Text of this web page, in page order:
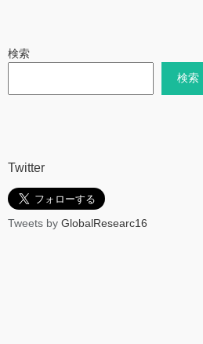
検索
検索
Twitter
Tweets by GlobalResearc16